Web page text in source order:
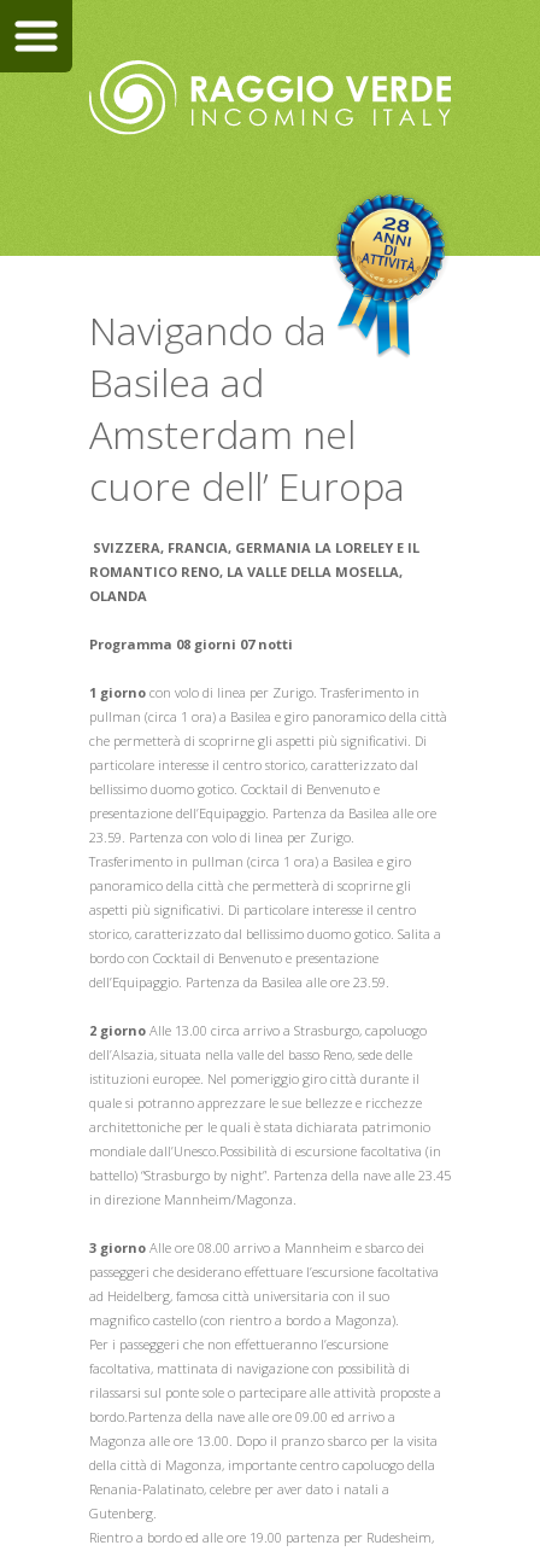
Navigando da
Basilea ad
Amsterdam nel
cuore dell’ Europa
SVIZZERA, FRANCIA, GERMANIA LA LORELEY E IL
ROMANTICO RENO, LA VALLE DELLA MOSELLA,
OLANDA
Programma 08 giorni 07 notti
1 giorno con volo di linea per Zurigo. Trasferimento in
pullman (circa 1 ora) a Basilea e giro panoramico della città
che permetterà di scoprirne gli aspetti più significativi. Di
particolare interesse il centro storico, caratterizzato dal
bellissimo duomo gotico. Cocktail di Benvenuto e
presentazione dell’Equipaggio. Partenza da Basilea alle ore
23.59. Partenza con volo di linea per Zurigo.
Trasferimento in pullman (circa 1 ora) a Basilea e giro
panoramico della città che permetterà di scoprirne gli
aspetti più significativi. Di particolare interesse il centro
storico, caratterizzato dal bellissimo duomo gotico. Salita a
bordo con Cocktail di Benvenuto e presentazione
dell’Equipaggio. Partenza da Basilea alle ore 23.59.
2 giorno Alle 13.00 circa arrivo a Strasburgo, capoluogo
dell’Alsazia, situata nella valle del basso Reno, sede delle
istituzioni europee. Nel pomeriggio giro città durante il
quale si potranno apprezzare le sue bellezze e ricchezze
architettoniche per le quali è stata dichiarata patrimonio
mondiale dall’Unesco.Possibilità di escursione facoltativa (in
battello) “Strasburgo by night”. Partenza della nave alle 23.45
in direzione Mannheim/Magonza.
3 giorno Alle ore 08.00 arrivo a Mannheim e sbarco dei
passeggeri che desiderano effettuare l’escursione facoltativa
ad Heidelberg, famosa città universitaria con il suo
magnifico castello (con rientro a bordo a Magonza).
Per i passeggeri che non effettueranno l’escursione
facoltativa, mattinata di navigazione con possibilità di
rilassarsi sul ponte sole o partecipare alle attività proposte a
bordo.Partenza della nave alle ore 09.00 ed arrivo a
Magonza alle ore 13.00. Dopo il pranzo sbarco per la visita
della città di Magonza, importante centro capoluogo della
Renania-Palatinato, celebre per aver dato i natali a
Gutenberg.
Rientro a bordo ed alle ore 19.00 partenza per Rudesheim,